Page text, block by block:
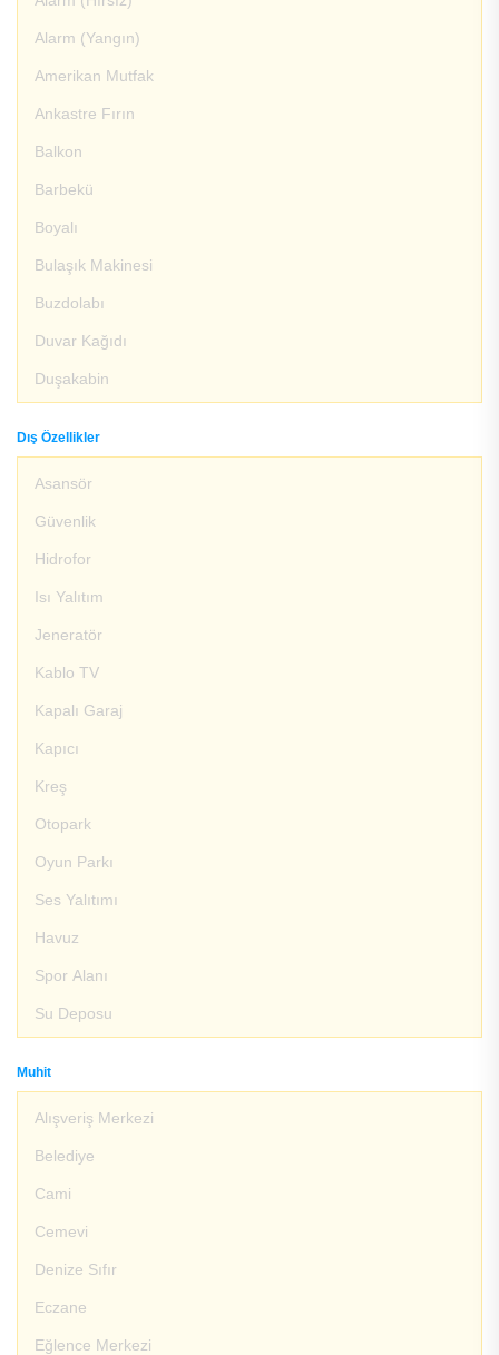
Alarm (Yangın)
Amerikan Mutfak
Ankastre Fırın
Balkon
Barbekü
Boyalı
Bulaşık Makinesi
Buzdolabı
Duvar Kağıdı
Duşakabin
Dış Özellikler
Asansör
Güvenlik
Hidrofor
Isı Yalıtım
Jeneratör
Kablo TV
Kapalı Garaj
Kapıcı
Kreş
Otopark
Oyun Parkı
Ses Yalıtımı
Havuz
Spor Alanı
Su Deposu
Muhit
Alışveriş Merkezi
Belediye
Cami
Cemevi
Denize Sıfır
Eczane
Eğlence Merkezi